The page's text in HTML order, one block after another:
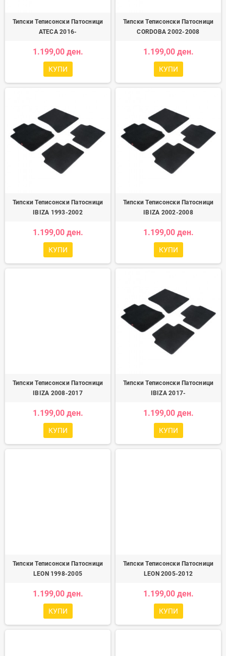
Типски Теписонски Патосници
ATECA 2016-
1.199,00 ден.
КУПИ
Типски Теписонски Патосници
CORDOBA 2002-2008
1.199,00 ден.
КУПИ
Типски Теписонски Патосници
IBIZA 1993-2002
1.199,00 ден.
КУПИ
Типски Теписонски Патосници
IBIZA 2002-2008
1.199,00 ден.
КУПИ
Типски Теписонски Патосници
IBIZA 2008-2017
1.199,00 ден.
КУПИ
Типски Теписонски Патосници
IBIZA 2017-
1.199,00 ден.
КУПИ
Типски Теписонски Патосници
LEON 1998-2005
1.199,00 ден.
КУПИ
Типски Теписонски Патосници
LEON 2005-2012
1.199,00 ден.
КУПИ